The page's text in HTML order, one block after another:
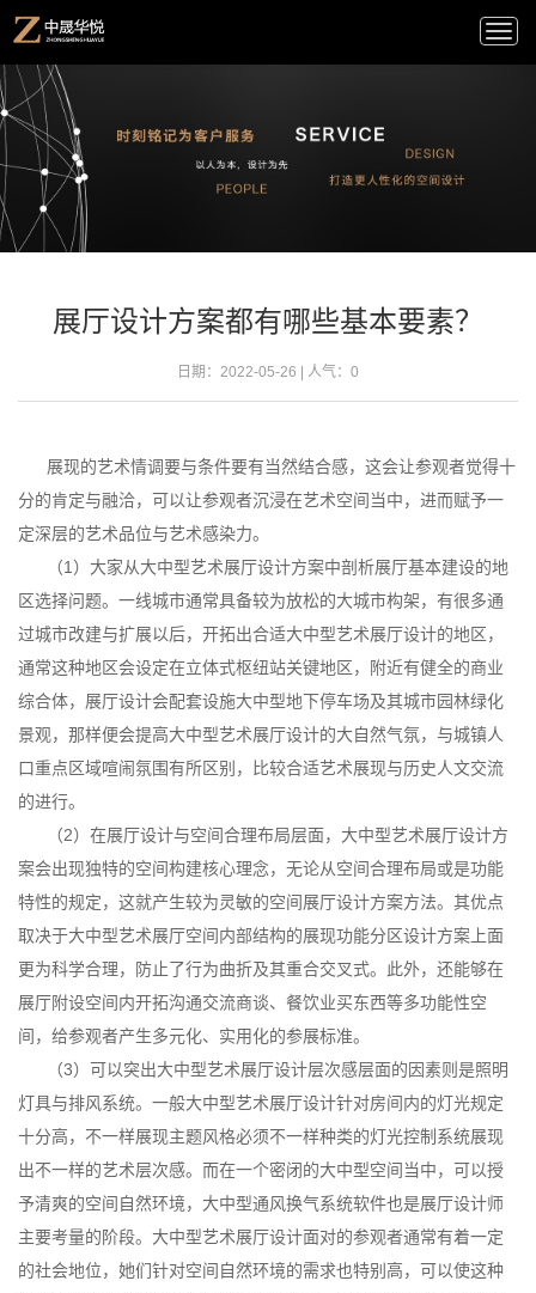
展厅设计方案都有哪些基本要素？
日期：2022-05-26 | 人气： 0
展现的艺术情调要与条件要有当然结合感，这会让参观者觉得十
分的肯定与融洽，可以让参观者沉浸在艺术空间当中，进而赋予一
定深层的艺术品位与艺术感染力。
（1）大家从大中型艺术展厅设计方案中剖析展厅基本建设的地
区选择问题。一线城市通常具备较为放松的大城市构架，有很多通
过城市改建与扩展以后，开拓出合适大中型艺术展厅设计的地区，
通常这种地区会设定在立体式枢纽站关键地区，附近有健全的商业
综合体，展厅设计会配套设施大中型地下停车场及其城市园林绿化
景观，那样便会提高大中型艺术展厅设计的大自然气氛，与城镇人
口重点区域喧闹氛围有所区别，比较合适艺术展现与历史人文交流
的进行。
（2）在展厅设计与空间合理布局层面，大中型艺术展厅设计方
案会出现独特的空间构建核心理念，无论从空间合理布局或是功能
特性的规定，这就产生较为灵敏的空间展厅设计方案方法。其优点
取决于大中型艺术展厅空间内部结构的展现功能分区设计方案上面
更为科学合理，防止了行为曲折及其重合交叉式。此外，还能够在
展厅附设空间内开拓沟通交流商谈、餐饮业买东西等多功能性空
间，给参观者产生多元化、实用化的参展标准。
（3）可以突出大中型艺术展厅设计层次感层面的因素则是照明
灯具与排风系统。一般大中型艺术展厅设计针对房间内的灯光规定
十分高，不一样展现主题风格必须不一样种类的灯光控制系统展现
出不一样的艺术层次感。而在一个密闭的大中型空间当中，可以授
予清爽的空间自然环境，大中型通风换气系统软件也是展厅设计师
主要考量的阶段。大中型艺术展厅设计面对的参观者通常有着一定
的社会地位，她们针对空间自然环境的需求也特别高，可以使这种